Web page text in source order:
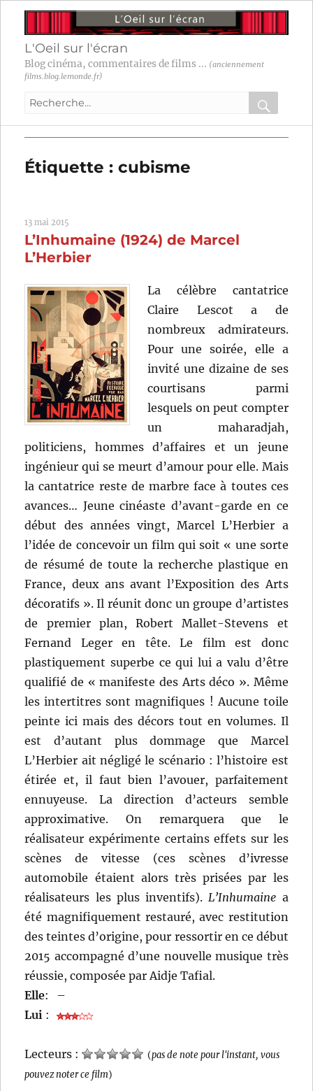
L'Oeil sur l'écran
Blog cinéma, commentaires de films ... (anciennement
films.blog.lemonde.fr)
Recherche
:
OK
Étiquette :cubisme
13 mai 2015
L’Inhumaine (1924) de Marcel
L’Herbier
La célèbre cantatrice
Claire Lescot a de
nombreux admirateurs.
Pour une soirée, elle a
invité une dizaine de ses
courtisans parmi
lesquels on peut compter
un maharadjah,
politiciens, hommes d’affaires et un jeune
ingénieur qui se meurt d’amour pour elle. Mais
la cantatrice reste de marbre face à toutes ces
avances… Jeune cinéaste d’avant-garde en ce
début des années vingt, Marcel L’Herbier a
l’idée de concevoir un film qui soit « une sorte
de résumé de toute la recherche plastique en
France, deux ans avant l’Exposition des Arts
décoratifs ». Il réunit donc un groupe d’artistes
de premier plan, Robert Mallet-Stevens et
Fernand Leger en tête. Le film est donc
plastiquement superbe ce qui lui a valu d’être
qualifié de « manifeste des Arts déco ». Même
les intertitres sont magnifiques ! Aucune toile
peinte ici mais des décors tout en volumes. Il
est d’autant plus dommage que Marcel
L’Herbier ait négligé le scénario : l’histoire est
étirée et, il faut bien l’avouer, parfaitement
ennuyeuse. La direction d’acteurs semble
approximative. On remarquera que le
réalisateur expérimente certains effets sur les
scènes de vitesse (ces scènes d’ivresse
automobile étaient alors très prisées par les
réalisateurs les plus inventifs).L’Inhumaine a
été magnifiquement restauré, avec restitution
des teintes d’origine, pour ressortir en ce début
2015 accompagné d’une nouvelle musique très
réussie, composée par Aidje Tafial.
Elle:
–
Lui :
Lecteurs : (pas de note pour l'instant, vous
pouvez noter ce film)